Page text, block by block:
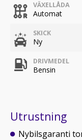
VÄXELLÅDA
Automat
SKICK
Ny
DRIVMEDEL
Bensin
Utrustning
Nybilsgaranti